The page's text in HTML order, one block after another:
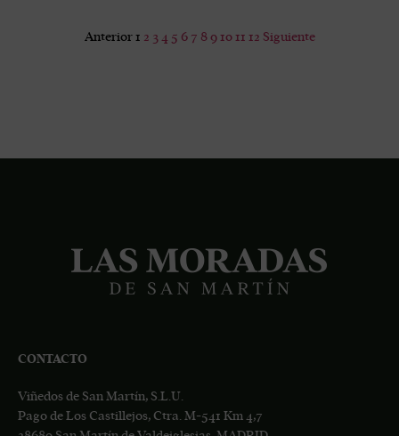
Anterior 1 2 3 4 5 6 7 8 9 10 11 12 Siguiente
CONTACTO
Viñedos de San Martín, S.L.U.
Pago de Los Castillejos, Ctra. M-541 Km 4,7